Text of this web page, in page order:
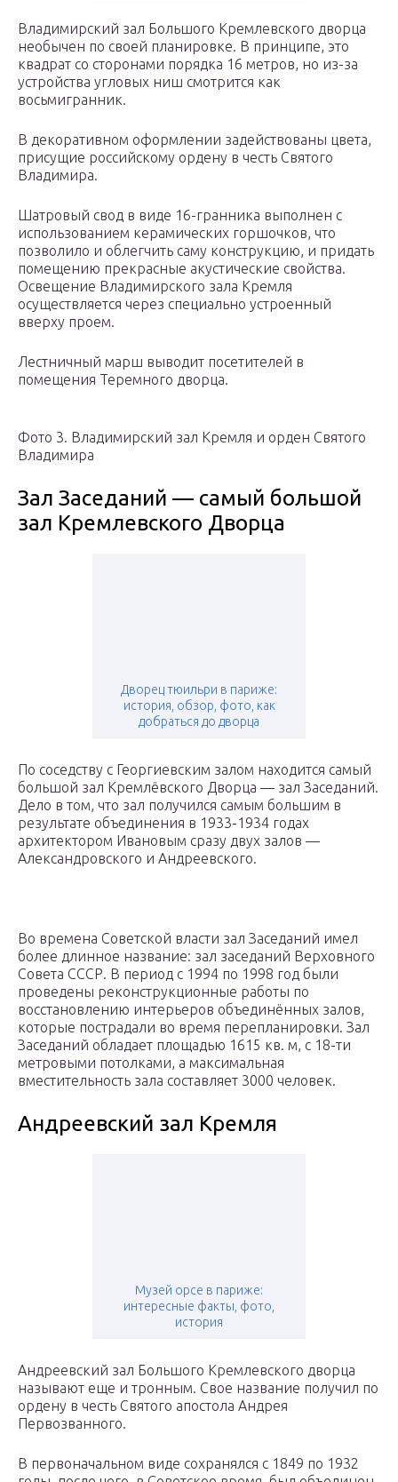
Владимирский зал Большого Кремлевского дворца
необычен по своей планировке. В принципе, это
квадрат со сторонами порядка 16 метров, но из-за
устройства угловых ниш смотрится как
восьмигранник.
В декоративном оформлении задействованы цвета,
присущие российскому ордену в честь Святого
Владимира.
Шатровый свод в виде 16-гранника выполнен с
использованием керамических горшочков, что
позволило и облегчить саму конструкцию, и придать
помещению прекрасные акустические свойства.
Освещение Владимирского зала Кремля
осуществляется через специально устроенный
вверху проем.
Лестничный марш выводит посетителей в
помещения Теремного дворца.
Фото 3. Владимирский зал Кремля и орден Святого
Владимира
Зал Заседаний — самый большой
зал Кремлевского Дворца
Дворец тюильри в париже:
история, обзор, фото, как
добраться до дворца
По соседству с Георгиевским залом находится самый
большой зал Кремлёвского Дворца — зал Заседаний.
Дело в том, что зал получился самым большим в
результате объединения в 1933-1934 годах
архитектором Ивановым сразу двух залов —
Александровского и Андреевского.
Во времена Советской власти зал Заседаний имел
более длинное название: зал заседаний Верховного
Совета СССР. В период с 1994 по 1998 год были
проведены реконструкционные работы по
восстановлению интерьеров объединённых залов,
которые пострадали во время перепланировки. Зал
Заседаний обладает площадью 1615 кв. м, с 18-ти
метровыми потолками, а максимальная
вместительность зала составляет 3000 человек.
Андреевский зал Кремля
Музей орсе в париже:
интересные факты, фото,
история
Андреевский зал Большого Кремлевского дворца
называют еще и тронным. Свое название получил по
ордену в честь Святого апостола Андрея
Первозванного.
В первоначальном виде сохранялся с 1849 по 1932